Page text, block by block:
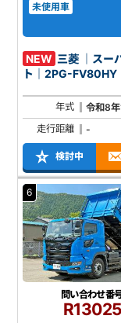
未使用車
NEW 三菱 ｜スー
年式
令和8年
走行距離
-
検討中
6
問い合わせ番